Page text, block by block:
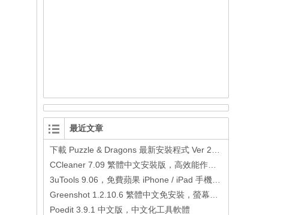
最近文章
Poedit 3.9.1 中文版，中文化工具軟體